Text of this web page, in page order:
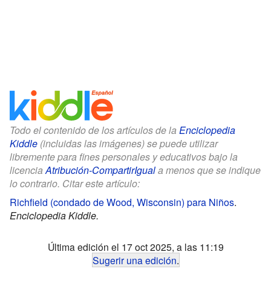
Todo el contenido de los artículos de la Enciclopedia
Kiddle (incluidas las imágenes) se puede utilizar
libremente para fines personales y educativos bajo la
licenciaAtribución-CompartirIguala menos que se indique
lo contrario. Citar este artículo:
Richfield (condado de Wood, Wisconsin) para Niños.
Enciclopedia Kiddle.
Última edición el 17 oct 2025, a las 11:19
Sugerir una edición.